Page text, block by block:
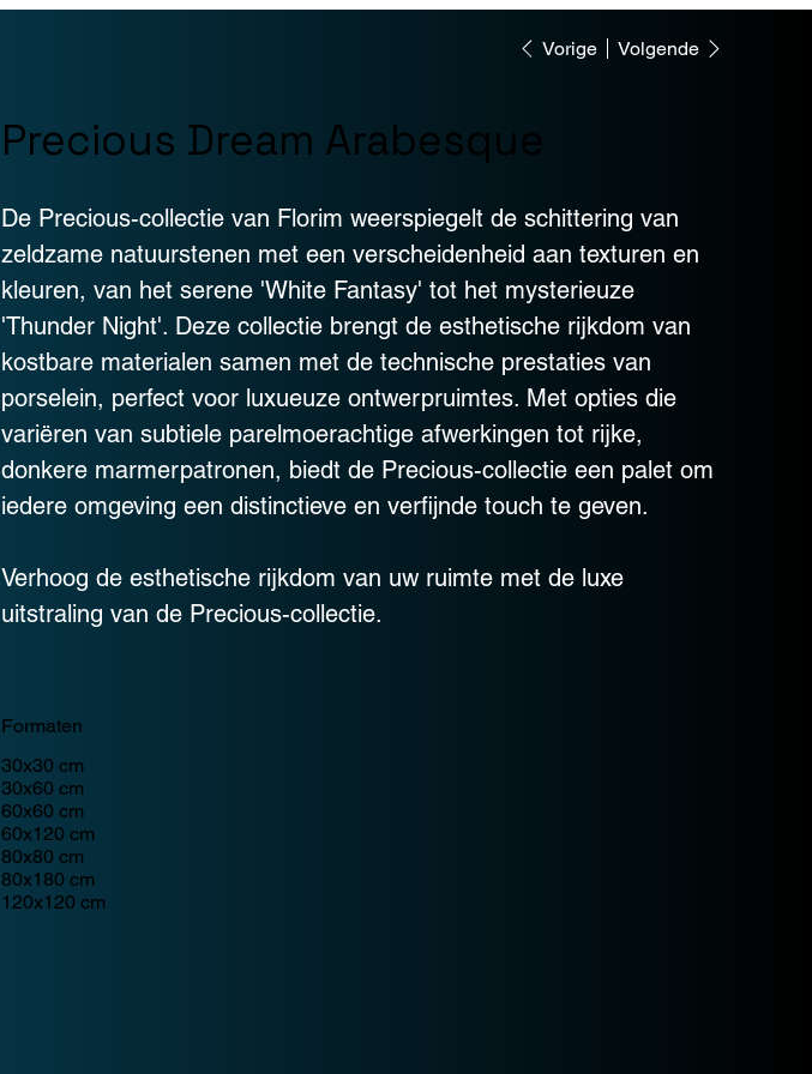
Vorige Volgende
Precious Dream Arabesque
De Precious-collectie van Florim weerspiegelt de schittering van
zeldzame natuurstenen met een verscheidenheid aan texturen en
kleuren, van het serene 'White Fantasy' tot het mysterieuze
'Thunder Night'. Deze collectie brengt de esthetische rijkdom van
kostbare materialen samen met de technische prestaties van
porselein, perfect voor luxueuze ontwerpruimtes. Met opties die
variëren van subtiele parelmoerachtige afwerkingen tot rijke,
donkere marmerpatronen, biedt de Precious-collectie een palet om
iedere omgeving een distinctieve en verfijnde touch te geven.
Verhoog de esthetische rijkdom van uw ruimte met de luxe
uitstraling van de Precious-collectie.
Formaten
30x30 cm
30x60 cm
60x60 cm
60x120 cm
80x80 cm
80x180 cm
120x120 cm